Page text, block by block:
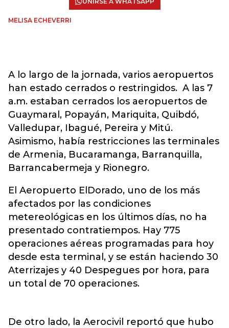
MELISA ECHEVERRI
A lo largo de la jornada, varios aeropuertos
han estado cerrados o restringidos. A las 7
a.m. estaban cerrados los aeropuertos de
Guaymaral, Popayán, Mariquita, Quibdó,
Valledupar, Ibagué, Pereira y Mitú.
Asimismo, había restricciones las terminales
de Armenia, Bucaramanga, Barranquilla,
Barrancabermeja y Rionegro.
El Aeropuerto ElDorado, uno de los más
afectados por las condiciones
metereológicas en los últimos días, no ha
presentado contratiempos. Hay 775
operaciones aéreas programadas para hoy
desde esta terminal, y se están haciendo 30
Aterrizajes y 40 Despegues por hora, para
un total de 70 operaciones.
De otro lado, la Aerocivil reportó que hubo